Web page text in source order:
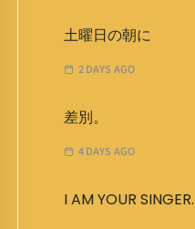
土曜日の朝に
2 DAYS AGO
差別。
4 DAYS AGO
I AM YOUR SINGER.